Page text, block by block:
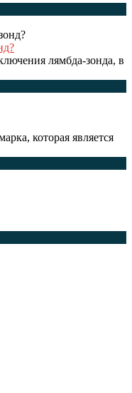
лямбда-зонда, в
которая является